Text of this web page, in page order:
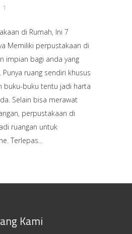
1
di Rumah, Ini 7
Memiliki perpustakaan di
impian bagi anda yang
ruang sendiri khusus
buku-buku tentu jadi harta
Selain bisa merawat
perpustakaan di
ruangan untuk
Terlepas
Kami